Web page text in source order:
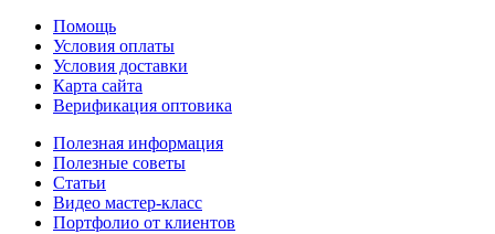
Помощь
Условия оплаты
Условия доставки
Карта сайта
Верификация оптовика
Полезная информация
Полезные советы
Статьи
Видео мастер-класс
Портфолио от клиентов